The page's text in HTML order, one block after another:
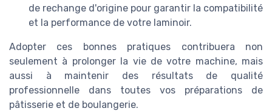
de rechange d'origine pour garantir la compatibilité
et la performance de votre laminoir.
Adopter ces bonnes pratiques contribuera non
seulement à prolonger la vie de votre machine, mais
aussi à maintenir des résultats de qualité
professionnelle dans toutes vos préparations de
pâtisserie et de boulangerie.